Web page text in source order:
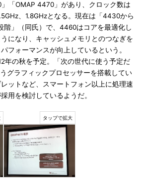
「OMAP 4470」があり、クロック数は
、1.8GHzとなる。現在は「4430から
階」（同氏）で、4460はコアを最適化し
になり、キャッシュメモリとのつなぎを
フォーマンスが向上しているという。
年の秋を予定。「次の世代に使う予定だ
グラフィックプロセッサーを搭載してい
ットなど、スマートフォン以上に処理速
用を検討しているようだ。